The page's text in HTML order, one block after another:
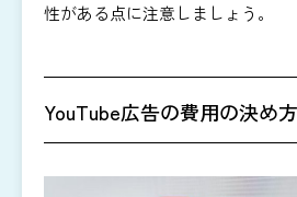
性がある点に注意しましょう。
YouTube広告の費用の決め方